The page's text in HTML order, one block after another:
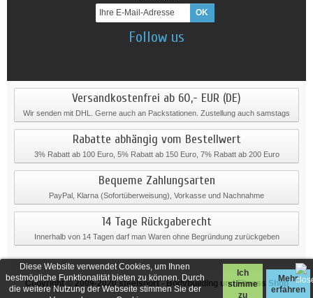
Diese Website verwendet Cookies, um Ihnen
bestmögliche Funktionalität bieten zu können. Durch
die weitere Nutzung der Webseite stimmen Sie der
Ich
stimme
zu
Mehr
erfahren
Follow us
Versandkostenfrei ab 60,- EUR (DE)
Wir senden mit DHL. Gerne auch an Packstationen. Zustellung auch samstags
Rabatte abhängig vom Bestellwert
3% Rabatt ab 100 Euro, 5% Rabatt ab 150 Euro, 7% Rabatt ab 200 Euro
Bequeme Zahlungsarten
PayPal, Klarna (Sofortüberweisung), Vorkasse und Nachnahme
14 Tage Rückgaberecht
Innerhalb von 14 Tagen darf man Waren ohne Begründung zurückgeben
Copyright © 2009-2020steelsport- Bodybuilding und Fitness Shop